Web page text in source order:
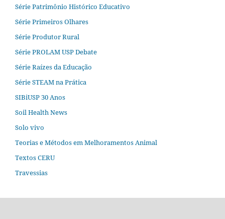
Série Patrimônio Histórico Educativo
Série Primeiros Olhares
Série Produtor Rural
Série PROLAM USP Debate
Série Raízes da Educação
Série STEAM na Prática
SIBiUSP 30 Anos
Soil Health News
Solo vivo
Teorias e Métodos em Melhoramentos Animal
Textos CERU
Travessias